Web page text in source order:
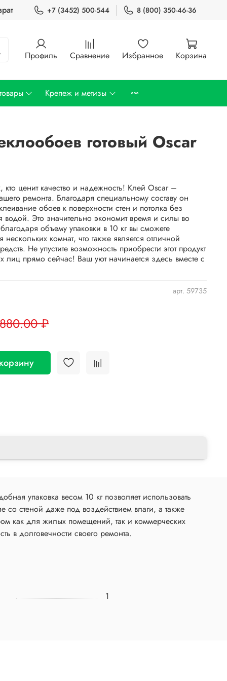
+7 (3452) 500-544 8 (800) 350-46-36
Профиль Сравнение Избранное Корзина
Крепеж и метизы
арт. 59735
готовый Oscar
₽
ценит качество и надежность! Клей Oscar –
ремонта. Благодаря специальному составу он
обоев к поверхности стен и потолка без
водой. Это значительно экономит время и силы во
объему упаковки в 10 кг вы сможете
нескольких комнат, что также является отличной
Не упустите возможность приобрести этот продукт
лиц прямо сейчас! Ваш уют начинается здесь вместе с
упаковка весом 10 кг позволяет использовать
со стеной даже под воздействием влаги, а также
как для жилых помещений, так и коммерческих
в долговечности своего ремонта.
1